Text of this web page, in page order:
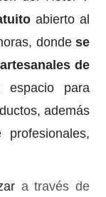
abierto al
donde se
de
para
además
a través de